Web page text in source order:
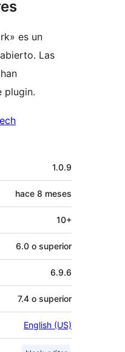
es un
Las
plugin.
1.0.9
hace 8 meses
10+
6.0 o superior
6.9.6
7.4 o superior
English (US)